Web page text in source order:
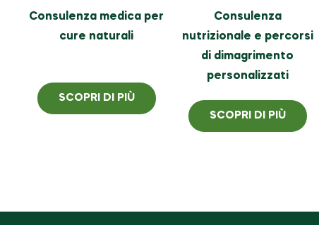
Consulenza medica per
cure naturali
SCOPRI DI PIÙ
Consulenza
nutrizionale e percorsi
di dimagrimento
personalizzati
SCOPRI DI PIÙ